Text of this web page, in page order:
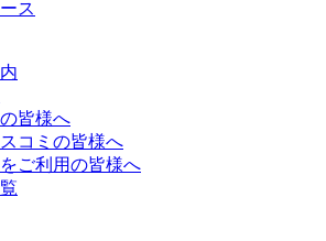
ス
皆様へ
コミの皆様へ
ご利用の皆様へ